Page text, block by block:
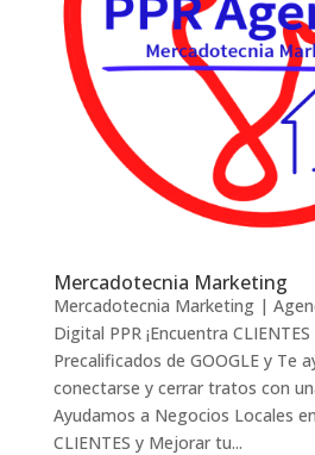
Mercadotecnia Marketing
Mercadotecnia Marketing |
Digital PPR ¡Encuentra CLIENTES
Precalificados de GOOGLE y Te
conectarse y cerrar tratos con
Ayudamos a Negocios Locales
CLIENTES y Mejorar tu...